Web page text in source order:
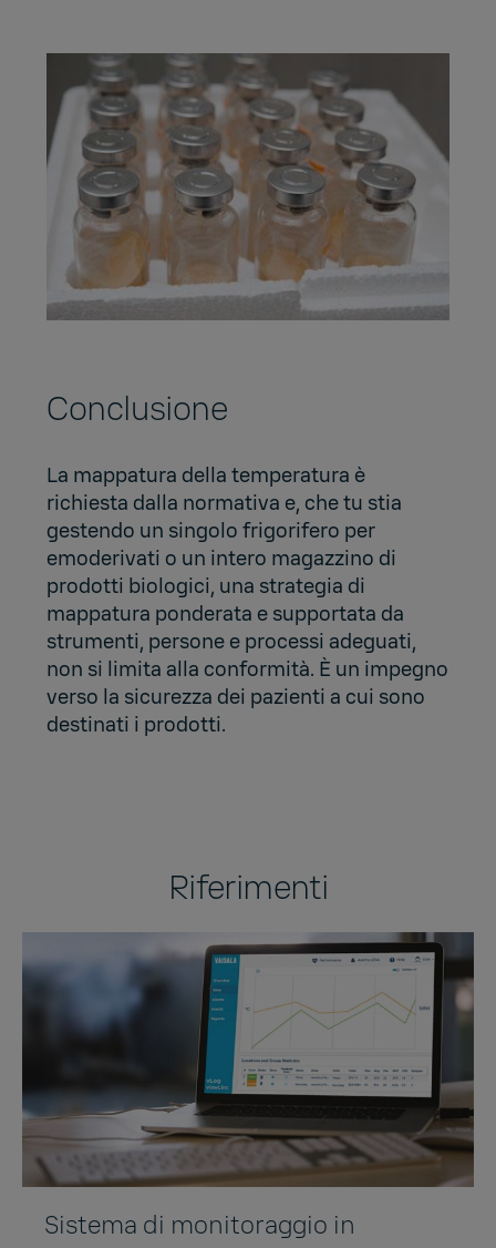
Conclusione
La mappatura della temperatura è
richiesta dalla normativa e, che tu stia
gestendo un singolo frigorifero per
emoderivati o un intero magazzino di
prodotti biologici, una strategia di
mappatura ponderata e supportata da
strumenti, persone e processi adeguati,
non si limita alla conformità. È un impegno
verso la sicurezza dei pazienti a cui sono
destinati i prodotti.
Riferimenti
Sistema di monitoraggio in